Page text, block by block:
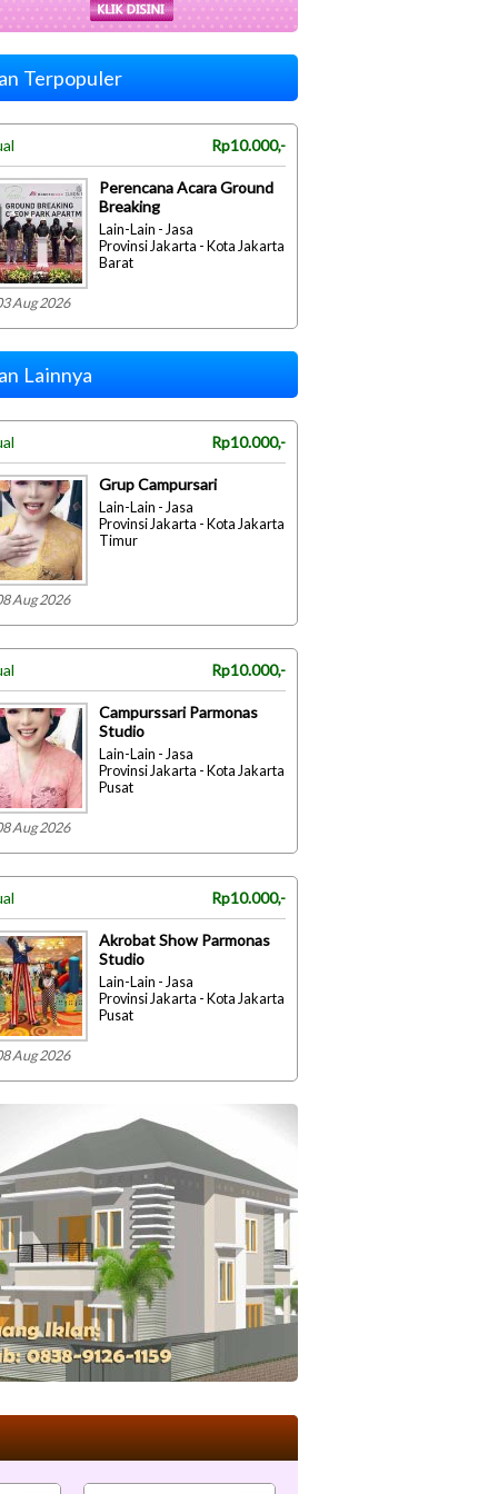
Terpopuler
Rp10.000,-
Aug 2026
Perencana Acara Ground
Breaking
Lain-Lain - Jasa
Provinsi Jakarta - Kota Jakarta
Barat
Lainnya
Rp10.000,-
Aug 2026
Grup Campursari
Lain-Lain - Jasa
Provinsi Jakarta - Kota Jakarta
Timur
Rp10.000,-
Aug 2026
Campurssari Parmonas
Studio
Lain-Lain - Jasa
Provinsi Jakarta - Kota Jakarta
Pusat
Rp10.000,-
Aug 2026
Akrobat Show Parmonas
Studio
Lain-Lain - Jasa
Provinsi Jakarta - Kota Jakarta
Pusat